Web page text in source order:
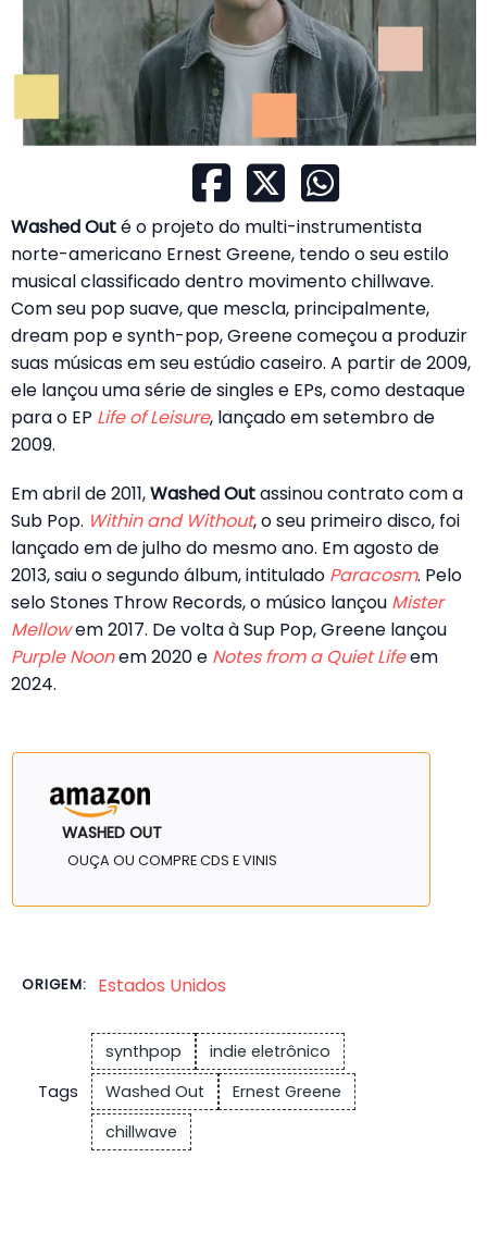
Washed Outé o projeto do multi-instrumentista
norte-americano Ernest Greene, tendo o seu estilo
musical classificado dentro movimento chillwave.
Com seu pop suave, que mescla, principalmente,
dream pop e synth-pop, Greene começou a produzir
suas músicas em seu estúdio caseiro. A partir de 2009,
ele lançou uma série de singles e EPs, como destaque
para o EP Life of Leisure, lançado em setembro de
2009.
Em abril de 2011,Washed Outassinou contrato com a
Sub Pop. Within and Without, o seu primeiro disco, foi
lançado em de julho do mesmo ano. Em agosto de
2013, saiu o segundo álbum, intitulado Paracosm. Pelo
selo Stones Throw Records, o músico lançou Mister
Mellowem 2017. De volta à Sup Pop, Greene lançou
Purple Noonem 2020 e Notes from a Quiet Lifeem
2024.
WASHED OUT
OUÇA OU COMPRE CDS E VINIS
ORIGEM: Estados Unidos
Tags
synthpop
indie eletrônico
Washed Out
Ernest Greene
chillwave